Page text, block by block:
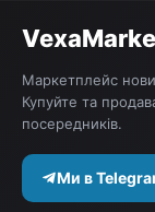
Маркетплейс
Купуйте та
посередників.
Ми в